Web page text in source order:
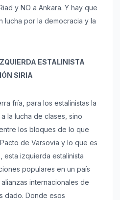
y NO a Ankara. Y hay que
lucha por la democracia y la
ESTALINISTA
SIRIA
fría, para los estalinistas la
la lucha de clases, sino
los bloques de lo que
de Varsovia y lo que es
esta izquierda estalinista
populares en un país
internacionales de
dado. Donde esos